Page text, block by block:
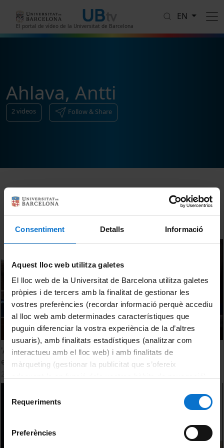
Consentiment Detalls Informació
Aquest lloc web utilitza galetes
El lloc web de la Universitat de Barcelona utilitza galetes
pròpies i de tercers amb la finalitat de gestionar les
vostres preferències (recordar informació perquè accediu
al lloc web amb determinades característiques que
puguin diferenciar la vostra experiència de la d’altres
usuaris), amb finalitats estadístiques (analitzar com
interactueu amb el lloc web) i amb finalitats de
màrqueting (gestionar la publicitat que s’ofereix
consultar laPolítica de galetes del lloc web de la
Requeriments
Preferències
El portal de vídeo de la Universitat de Barcelona
EN
Ahlava, Antti
2videos Follow & Share
Sort
'Aalto university and Campus Architecture'. Ejemplos
europeos de estrategias exitosas